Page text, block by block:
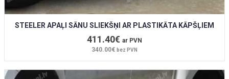
STEELER APAĻI SĀNU SLIEKŠŅI AR PLASTIKĀTA KĀPŠĻIEM
411.40€ ar PVN
340.00€ bez PVN